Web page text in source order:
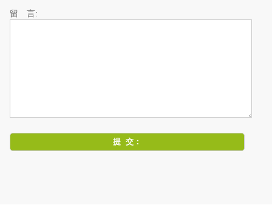
留 言: